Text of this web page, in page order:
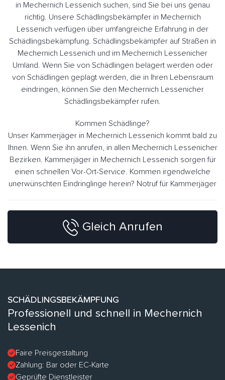
in Mechernich Lessenich suchen, sind Sie bei uns genau
richtig. Unsere Schädlingsbekämpfer in Mechernich
Lessenich verfügen über umfangreiche Erfahrung in der
Schädlingsbekämpfung. Schädlingsbekämpfer auf Straßen in
Mechernich Lessenich und im Mechernich Lessenicher
Umland. Wenn Sie von Schädlingen belagert werden oder
von Schädlingen geplagt werden, die in Ihren Lebensraum
eindringen, können Sie den Mechernich Lessenicher
Schädlingsbekämpfer rufen.
Kommen Schädlinge?
Unser Kammerjäger in Mechernich Lessenich kommt bald zu
Ihnen. Wenn Sie ihn anrufen, in allen Mechernich Lessenicher
Bezirken. Kammerjäger in Mechernich Lessenich sorgen für
einen schnellen Vor-Ort-Service. Kommen irgendwelche
unerwünschten Eindringlinge herein? Notruf für Kammerjäger
Gleich Anrufen
SCHÄDLINGSBEKÄMPFUNG
Professionell und schnell in Mechernich
Lessenich
Faire Preisgestaltung
Zahlung: Bar oder EC-Karte
Geprüfte Dienstleister